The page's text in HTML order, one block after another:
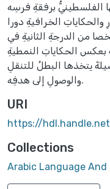
الفلسطينيُّ برفقةِ فرسِه.
الخرافيةِ دورا
من الدرجةِ الثانيةِ في
بعكس الحكاياتِ النمطيةِ
يتخذها البطلُ للتنقلِ
والوصولِ إلى هدفِه.
URI
https://
Collections
Arabic Language